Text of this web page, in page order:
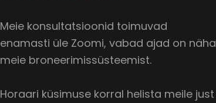
Meie konsultatsioonid toimuvad
enamasti üle Zoomi, vabad ajad on näha
meie broneerimissüsteemist.
Horaari küsimuse korral helista meile just